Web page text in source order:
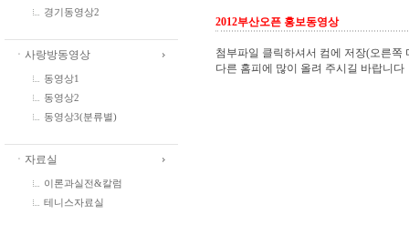
경기동영상2
ㆍ사랑방동영상
동영상1
동영상2
동영상3(분류별)
ㆍ자료실
이론과실전&칼럼
테니스자료실
2012부산오픈 홍보동영상
첨부파일 클릭하셔서 컴에 저장(오른쪽
다른 홈피에 많이 올려 주시길 바랍니다